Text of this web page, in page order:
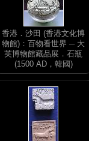
香港．沙田 (香港文化博
物館)：百物看世界 ─ 大
英博物館藏品展．石瓶
(1500 AD，韓國)